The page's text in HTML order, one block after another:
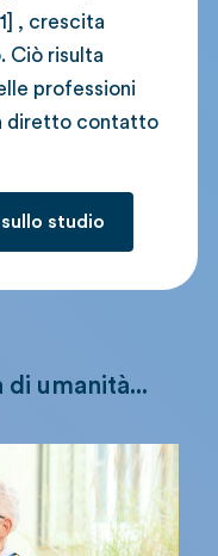
, crescita
Ciò risulta
professioni
diretto contatto
studio
di umanità...